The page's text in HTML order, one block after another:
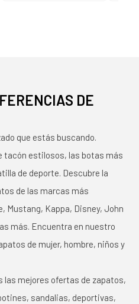
DE
que estás buscando.
tacón estilosos, las botas más
de deporte. Descubre la
de las marcas más
Kappa, Disney, John
más. Encuentra en nuestro
de mujer, hombre, niños y
las mejores ofertas de zapatos,
sandalias, deportivas,